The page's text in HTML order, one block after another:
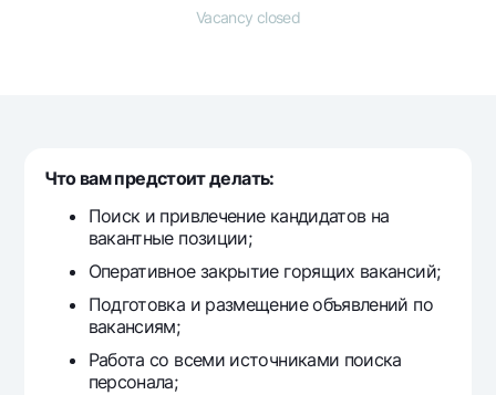
Everything is possible
Silver deposit
Salary
Mobile application Milliy
FAQ
Ищите по сайту
Vacancy closed
Что вам предстоит делать:
Поиск и привлечение кандидатов на
вакантные позиции;
Оперативное закрытие горящих вакансий;
Подготовка и размещение объявлений по
вакансиям;
Работа со всеми источниками поиска
персонала;